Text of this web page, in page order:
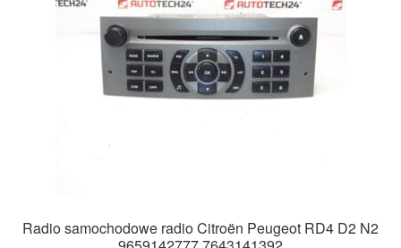
Radio samochodowe radio Citroën Peugeot RD4 D2 N2